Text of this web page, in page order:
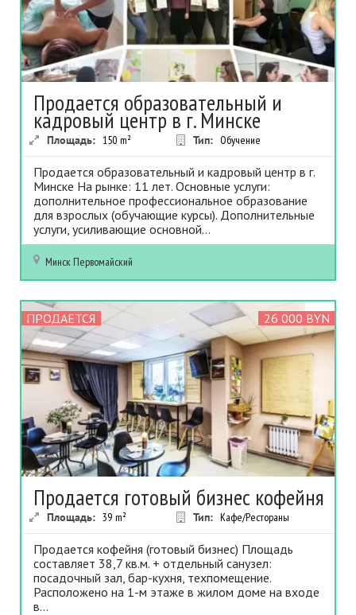
Продается образовательный и
кадровый центр в г. Минске
Площадь: 150 m² Тип: Обучение
Продается образовательный и кадровый центр в г.
Минске На рынке: 11 лет. Основные услуги:
дополнительное профессиональное образование
для взрослых (обучающие курсы). Дополнительные
услуги, усиливающие основной...
Минск Первомайский
ПРОДАЕТСЯ 26 000 BYN
Продается готовый бизнес кофейня
Площадь: 39 m² Тип: Кафе/Рестораны
Продается кофейня (готовый бизнес) Площадь
составляет 38,7 кв.м. + отдельный санузел:
посадочный зал, бар-кухня, техпомещение.
Расположено на 1-м этаже в жилом доме на входе
в...